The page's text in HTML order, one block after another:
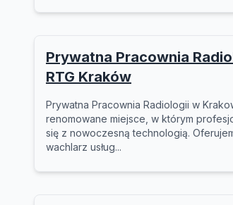
Prywatna Pracownia
RTG Kraków
Prywatna Pracownia Radiologii w
renomowane miejsce, w którym
się z nowoczesną technologią.
wachlarz usług...